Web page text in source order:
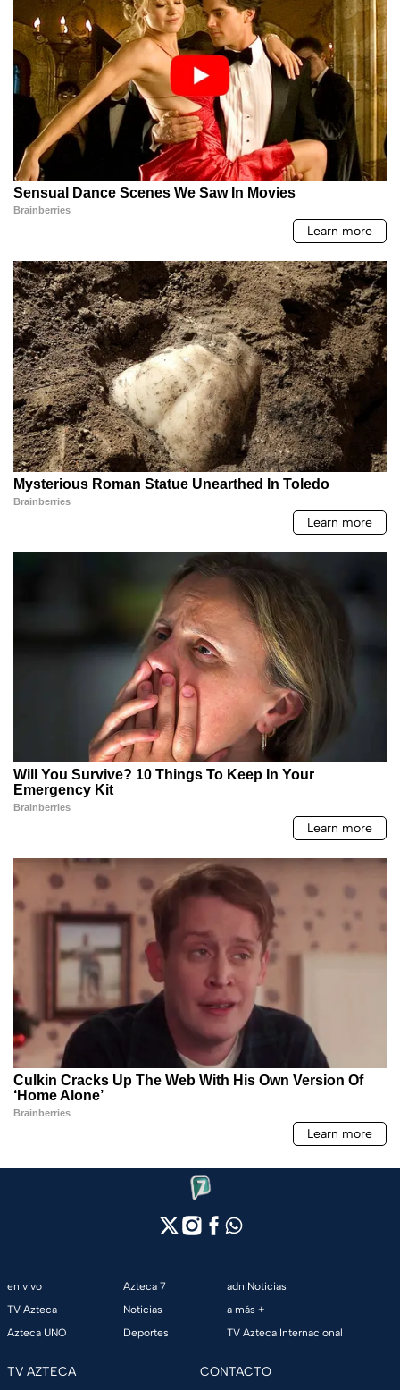
en vivo
TV Azteca
Azteca UNO
Azteca 7
Noticias
Deportes
adn Noticias
a más +
TV Azteca Internacional
TV AZTECA CONTACTO